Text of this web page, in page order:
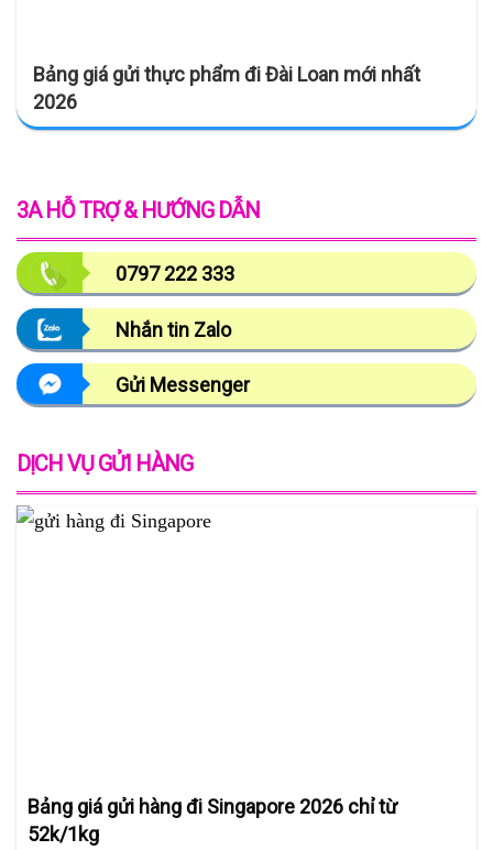
Bảng giá gửi thực phẩm đi Đài Loan mới nhất
2026
3A HỖ TRỢ & HƯỚNG DẪN
0797 222 333
Nhắn tin Zalo
Gửi Messenger
DỊCH VỤ GỬI HÀNG
Bảng giá gửi hàng đi Singapore 2026 chỉ từ
52k/1kg